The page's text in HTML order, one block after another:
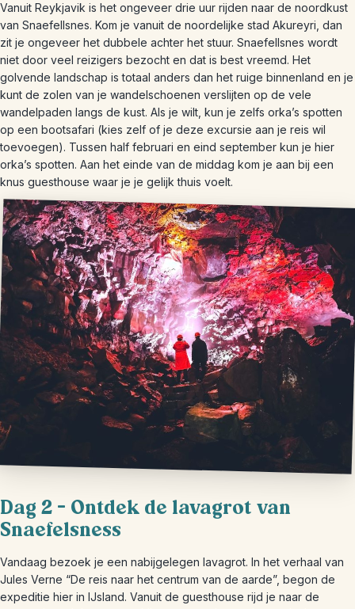
Vanuit Reykjavik is het ongeveer drie uur rijden naar de noordkust
van Snaefellsnes. Kom je vanuit de noordelijke stad Akureyri, dan
zit je ongeveer het dubbele achter het stuur. Snaefellsnes wordt
niet door veel reizigers bezocht en dat is best vreemd. Het
golvende landschap is totaal anders dan het ruige binnenland en je
kunt de zolen van je wandelschoenen verslijten op de vele
wandelpaden langs de kust. Als je wilt, kun je zelfs orka’s spotten
op een bootsafari (kies zelf of je deze excursie aan je reis wil
toevoegen). Tussen half februari en eind september kun je hier
orka’s spotten. Aan het einde van de middag kom je aan bij een
knus guesthouse waar je je gelijk thuis voelt.
Dag 2 – Ontdek de lavagrot van
Snaefelsness
Vandaag bezoek je een nabijgelegen lavagrot. In het verhaal van
Jules Verne “De reis naar het centrum van de aarde”, begon de
expeditie hier in IJsland. Vanuit de guesthouse rijd je naar de